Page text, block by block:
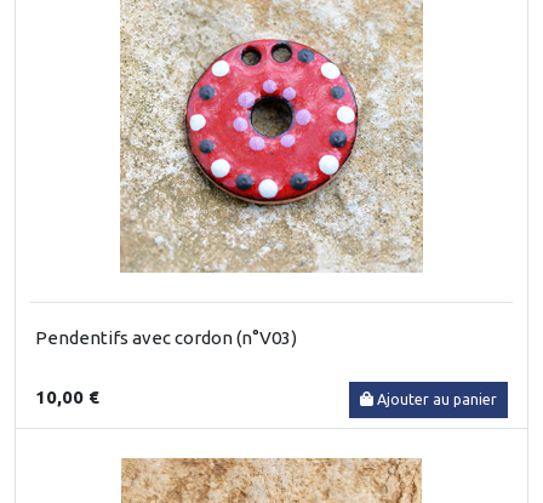
Pendentifs avec cordon (n°V03)
10,00 € Ajouter au panier